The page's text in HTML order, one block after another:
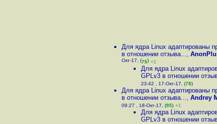
Для ядра Linux адаптированы
в отношении отзыва...,
Окт-17, (75) +1
Для ядра Linux
GPLv3 в отношении
23:42 , 17-Окт-17, (78)
Для ядра Linux адаптированы
в отношении отзыва..., Andrey
09:27 , 18-Окт-17, (95) +1
Для ядра Linux
GPLv3 в отношении